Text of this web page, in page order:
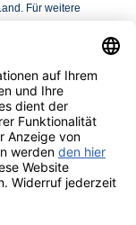
Für weitere